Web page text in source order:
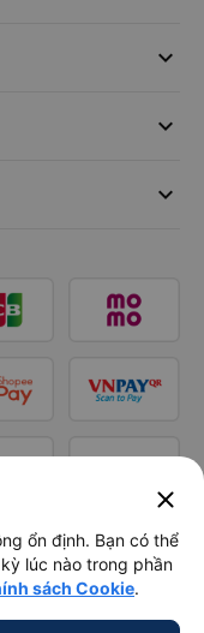
keyboard_arrow_down
keyboard_arrow_down
keyboard_arrow_down
close
ổn định. Bạn có thể
lúc nào trong phần
sách Cookie.